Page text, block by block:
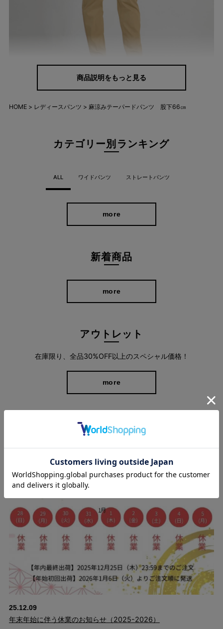
ストレッチ性に優れた生地が、どんな動きにも柔らかくフィッ
ト。長時間座ってもシワになりにくく、毎日の「ちょっとそこま
商品説明をもっと見る
HOME レディースパンツ 麻涼みテーパードパンツ 股下66㎝
カテゴリー別ランキング
ALL ワイドパンツ ストレートパンツ
more
新着商品
more
アウトレット
在庫限り、全品30%OFF以上のスペシャル価格！
more
スタッフブログ
25.12.09
年末年始に伴う休業のお知らせ（2025-2026）